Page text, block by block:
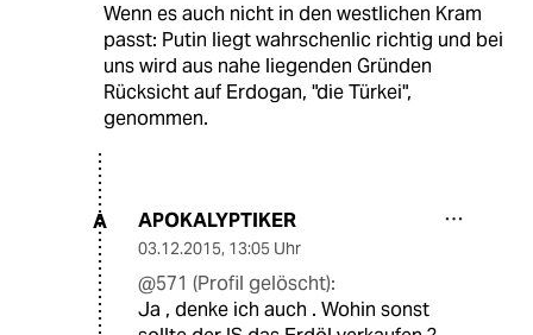
Wenn es auch nicht in den westlichen Kram
passt: Putin liegt wahrschenlic richtig und bei
uns wird aus nahe liegenden Gründen
Rücksicht auf Erdogan, "die Türkei",
genommen.
A APOKALYPTIKER
03.12.2015, 13:05 Uhr
@571 (Profil gelöscht):
Ja , denke ich auch . Wohin sonst